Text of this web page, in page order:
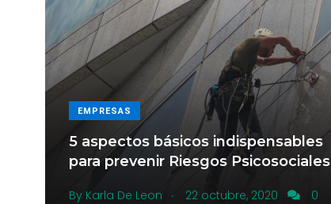
EMPRESAS
5 aspectos básicos indispensables
para prevenir Riesgos Psicosociales
By Karla De Leon . 22 octubre, 2020
0